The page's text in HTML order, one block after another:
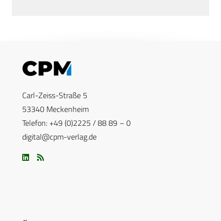
Carl-Zeiss-Straße 5
53340 Meckenheim
Telefon: +49 (0)2225 / 88 89 – 0
digital@cpm-verlag.de